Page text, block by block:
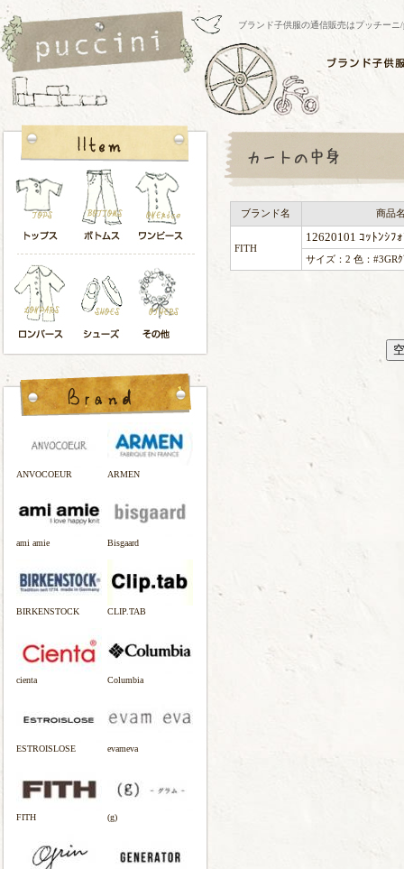
ブランド子供服の通信販売はプッチー
ANVOCOEUR ARMEN
ami amie Bisgaard
BIRKENSTOCK CLIP.TAB
cienta Columbia
ESTROISLOSE evameva
FITH (g)
ブランド名 商品
FITH
12620101 ｺｯﾄﾝｼﾌ
サイズ：2 色：#3GR